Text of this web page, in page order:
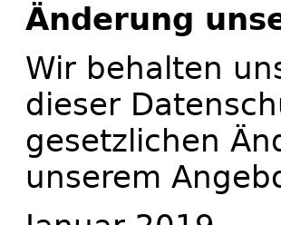
Änderung
Wir behalten
dieser
gesetzlichen
unserem